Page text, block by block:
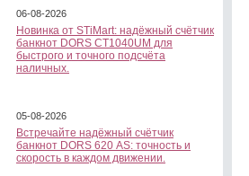
06-08-2026
Новинка от STiMart: надёжный счётчик
банкнот DORS CT1040UM для
быстрого и точного подсчёта
наличных.
05-08-2026
Встречайте надёжный счётчик
банкнот DORS 620 АS: точность и
скорость в каждом движении.